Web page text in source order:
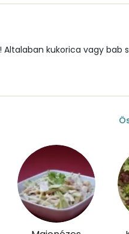
kukorica vagy bab